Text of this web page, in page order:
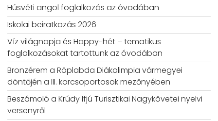
Húsvéti angol foglalkozás az óvodában
Iskolai beiratkozás 2026
Víz világnapja és Happy-hét – tematikus
foglalkozásokat tartottunk az óvodában
Bronzérem a Röplabda Diákolimpia vármegyei
döntőjén a III. korcsoportosok mezőnyében
Beszámoló a Krúdy Ifjú Turisztikai Nagykövetei nyelvi
versenyről